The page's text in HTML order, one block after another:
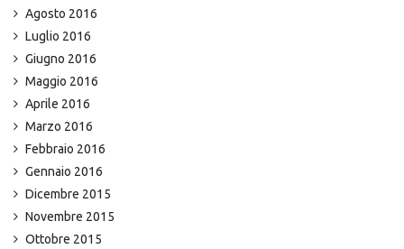
Agosto 2016
Luglio 2016
Giugno 2016
Maggio 2016
Aprile 2016
Marzo 2016
Febbraio 2016
Gennaio 2016
Dicembre 2015
Novembre 2015
Ottobre 2015